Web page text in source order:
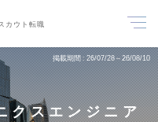
カウト転職
掲載期間 26/07/28～26/08/10
クスエンジニア